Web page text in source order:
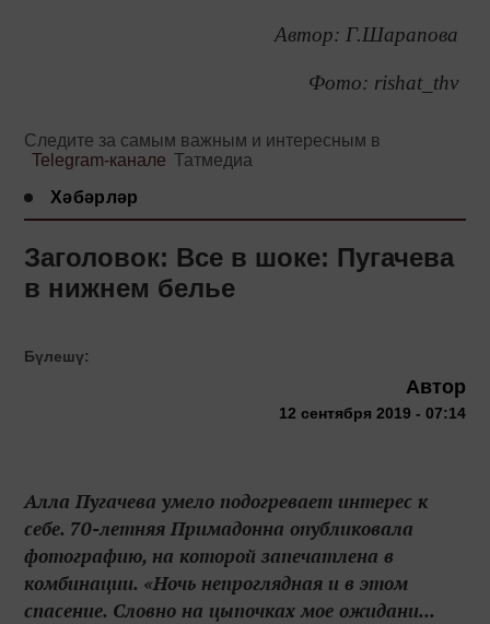
Автор: Г.Шарапова
Фото: rishat_thv
Следите за самым важным и интересным в
Telegram-канале Татмедиа
Хәбәрләр
Заголовок: Все в шоке: Пугачева
в нижнем белье
Бүлешү:
Автор
12 сентября 2019 - 07:14
Алла Пугачева умело подогревает интерес к
себе. 70-летняя Примадонна опубликовала
фотографию, на которой запечатлена в
комбинации. «Ночь непроглядная и в этом
спасение. Словно на цыпочках мое ожидани...